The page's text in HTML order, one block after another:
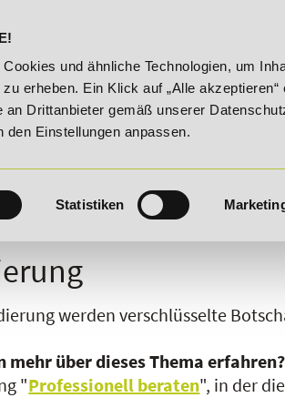
und ähnliche Technologien, um
erheben. Ein Klick auf „Alle akzeptieren“
Drittanbieter gemäß unserer
Einstellungen anpassen.
Statistiken
bis 03.09.2026 - Bildungsroute!
L O P
werden verschlüsselte
mehr über dieses Thema erfahren?
"Professionell beraten", in der